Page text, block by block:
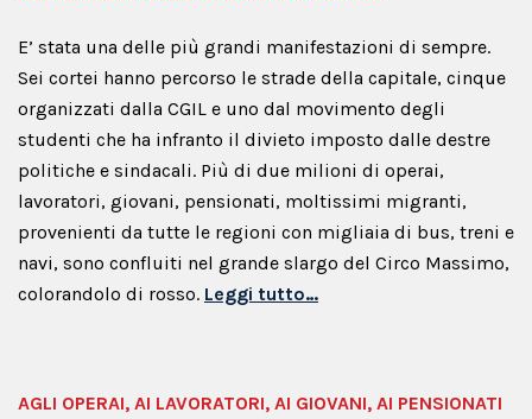
E’ stata una delle più grandi manifestazioni di sempre.
Sei cortei hanno percorso le strade della capitale, cinque
organizzati dalla CGIL e uno dal movimento degli
studenti che ha infranto il divieto imposto dalle destre
politiche e sindacali. Più di due milioni di operai,
lavoratori, giovani, pensionati, moltissimi migranti,
provenienti da tutte le regioni con migliaia di bus, treni e
navi, sono confluiti nel grande slargo del Circo Massimo,
colorandolo di rosso. Leggi tutto…
AGLI OPERAI, AI LAVORATORI, AI GIOVANI, AI PENSIONATI